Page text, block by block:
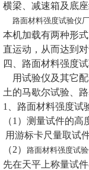
横梁、减速箱及底
路面材料强度试验仪
本机加载有两种形
直运动，从而达到
四、路面材料强度
用试验仪及其它配
土的马歇尔试验、
1、路面材料强度试
（1）测量试件的高
用游标卡尺量取试
（2）
路面材料强度试
先在天平上称量试